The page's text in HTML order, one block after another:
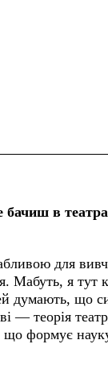
бачиш в
для
Мабуть, я тут
думають, що
— теорія
що формує